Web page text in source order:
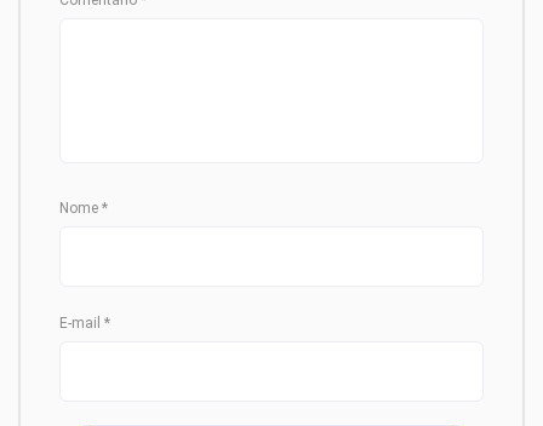
Nome *
E-mail *